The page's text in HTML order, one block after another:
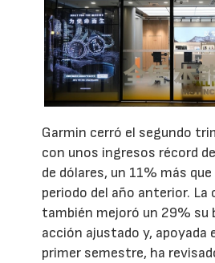
Garmin cerró el segundo
con unos ingresos récord
de dólares, un 11% más
periodo del año anterior. La
también mejoró un 29% su
acción ajustado y, apoyada
primer semestre, ha